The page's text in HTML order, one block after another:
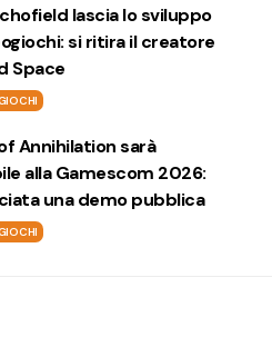
lascia lo sviluppo
si ritira il creatore
Space
Annihilation sarà
alla Gamescom 2026:
una demo pubblica